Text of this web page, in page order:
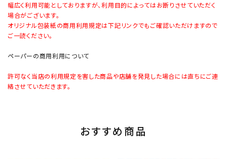
幅広く利用可能としておりますが、利用目的によってはお断りさせていただく
場合がございます。
オリジナル包装紙の商用利用規定は下記リンクでもご確認いただけますので
ご一読ください。
ペーパーの商用利用について
許可なく当店の利用規定を害した商品や店舗を発見した場合には直ちにご連
絡させていただきます。
おすすめ商品